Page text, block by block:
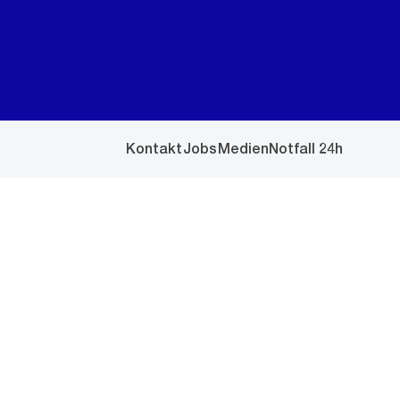
KontaktJobsMedienNotfall 24h